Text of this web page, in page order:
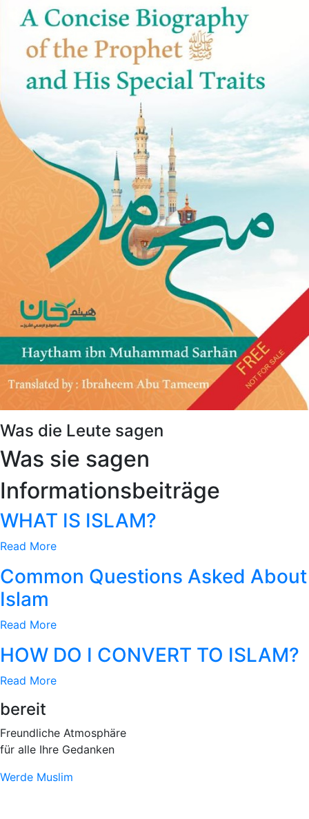
Was die Leute sagen
Was sie sagen
Informationsbeiträge
WHAT IS ISLAM?
Read More
Common Questions Asked About
Islam​
Read More
HOW DO I CONVERT TO ISLAM?
Read More
bereit
Freundliche Atmosphäre
für alle Ihre Gedanken
Werde Muslim